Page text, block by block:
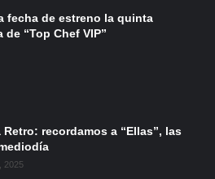
fecha de estreno la quinta
de “Top Chef VIP”
recordamos a “Ellas”, las
2025